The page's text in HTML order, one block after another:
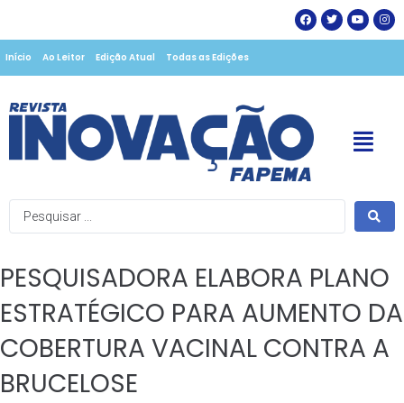
Início Ao Leitor Edição Atual Todas as Edições
PESQUISADORA ELABORA PLANO
ESTRATÉGICO PARA AUMENTO DA
COBERTURA VACINAL CONTRA A
BRUCELOSE